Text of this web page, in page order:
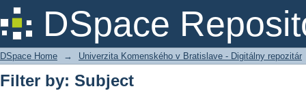
DSpace
Filter by: Subject
DSpace Home → Univerzita Komenského v Bratislave - Digitálny repozitár
Filter by: Subject